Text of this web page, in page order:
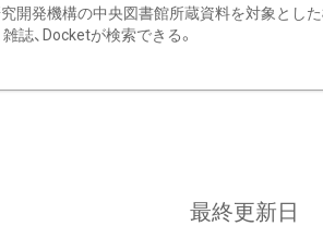
開発機構の中央図書館所蔵資料を対象とし
雑誌、Docketが検索できる。
最終更新日